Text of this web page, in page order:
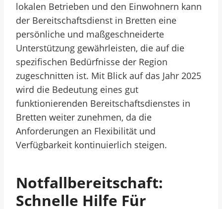
lokalen Betrieben und den Einwohnern kann
der Bereitschaftsdienst in Bretten eine
persönliche und maßgeschneiderte
Unterstützung gewährleisten, die auf die
spezifischen Bedürfnisse der Region
zugeschnitten ist. Mit Blick auf das Jahr 2025
wird die Bedeutung eines gut
funktionierenden Bereitschaftsdienstes in
Bretten weiter zunehmen, da die
Anforderungen an Flexibilität und
Verfügbarkeit kontinuierlich steigen.
Notfallbereitschaft:
Schnelle Hilfe Für